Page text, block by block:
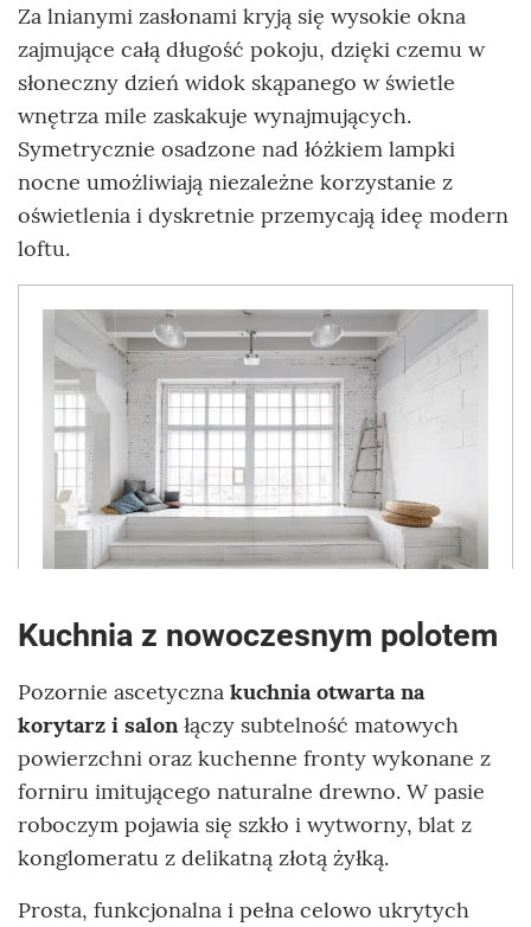
Za lnianymi zasłonami kryją się wysokie okna
zajmujące całą długość pokoju, dzięki czemu w
słoneczny dzień widok skąpanego w świetle
wnętrza mile zaskakuje wynajmujących.
Symetrycznie osadzone nad łóżkiem lampki
nocne umożliwiają niezależne korzystanie z
oświetlenia i dyskretnie przemycają ideę modern
loftu.
Kuchnia z nowoczesnym polotem
Pozornie ascetyczna kuchnia otwarta na
korytarz i salonłączy subtelność matowych
powierzchni oraz kuchenne fronty wykonane z
forniru imitującego naturalne drewno. W pasie
roboczym pojawia się szkło i wytworny, blat z
konglomeratu z delikatną złotą żyłką.
Prosta, funkcjonalna i pełna celowo ukrytych